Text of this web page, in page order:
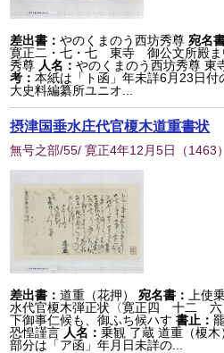
差出書：やのくまのう西坊秀尊 宛名
寛正二・七・七 東寺 御公文所殿
秀尊 人名：やのくまのう西坊秀尊 東
考：本紙は「ト函」年未詳6月23日付
大史料編纂所ユニオ...
摂津国垂水庄代官榎木道重書状
無号之部/55/ 寛正4年12月5日 （1463
差出書：道重（花押） 宛名書： 上使
水代官榎木弾正状〈寛正四 十二 六
下御事仁候も、御ふち候ハす書止：
恐惶謹言 人名：乗観 了蔵 道重（榎木
部分は「ア函」年月日未詳の...